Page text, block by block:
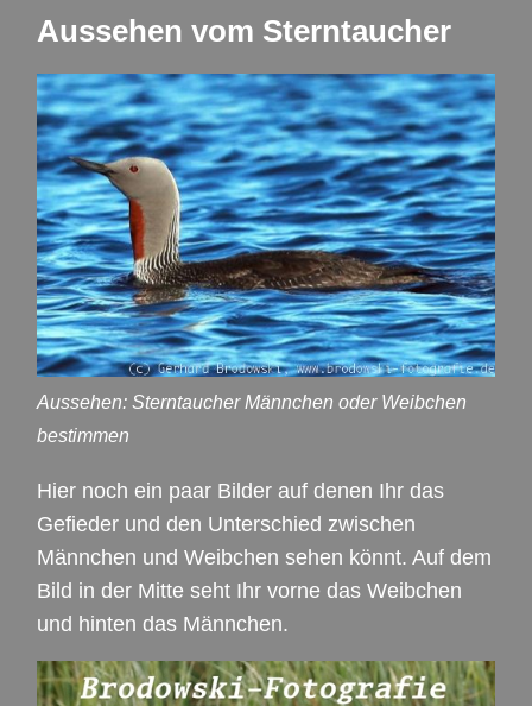
Aussehen vom Sterntaucher
Aussehen: Sterntaucher Männchen oder Weibchen
bestimmen
Hier noch ein paar Bilder auf denen Ihr das
Gefieder und den Unterschied zwischen
Männchen und Weibchen sehen könnt. Auf dem
Bild in der Mitte seht Ihr vorne das Weibchen
und hinten das Männchen.